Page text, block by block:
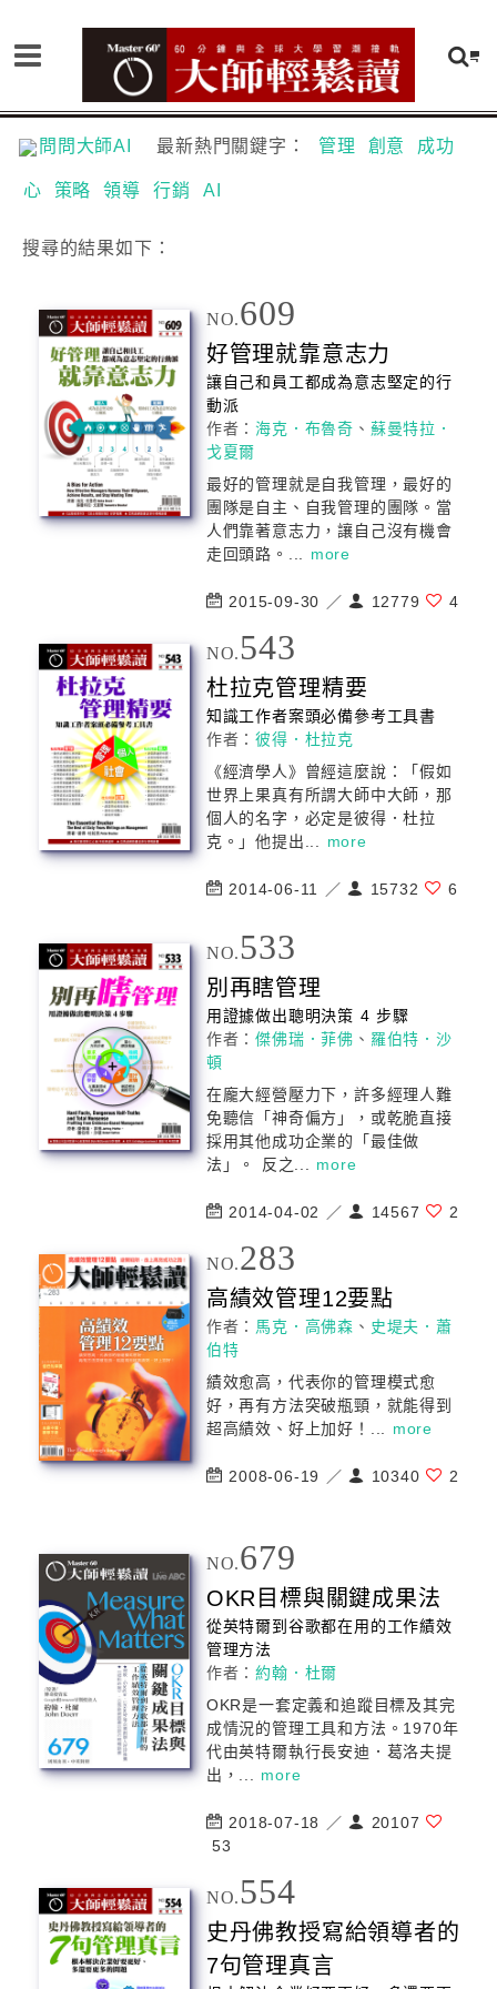
問問大師AI 最新熱門關鍵字： 管理 創意 成功
心 策略 領導 行銷 AI
搜尋的結果如下：
NO.609
好管理就靠意志力
讓自己和員工都成為意志堅定的行
動派
作者：海克．布魯奇 、 蘇曼特拉．
戈夏爾
最好的管理就是自我管理 ，最好的
團隊是自主、自我管理的團隊。當
人們靠著意志力，讓自己沒有機會
走回頭路。... more
2015-09-30 ／ 12779 4
NO. 543
杜拉克管理精要
知識工作者案頭必備參考工具書
作者：彼得．杜拉克
《經濟學人》曾經這麼說：「假如
世界上果真有所謂大師中大師，那
個人的名字，必定是彼得．杜拉
克。」他提出... more
2014-06-11 ／ 15732 6
NO. 533
別再瞎管理
用證據做出聰明決策 4 步驟
作者：傑佛瑞．菲佛 、 羅伯特．沙
頓
在龐大經營壓力下，許多經理人難
免聽信「神奇偏方」，或乾脆直接
採用其他成功企業的「最佳做
法」。 反之... more
2014-04-02 ／ 14567 2
NO.283
高績效管理12要點
作者： 馬克．高佛森 、 史堤夫．蕭
伯特
績效愈高，代表你的管理模式愈
好，再有方法突破瓶頸，就能得到
超高績效、好上加好！... more
2008-06-19 ／ 10340 2
NO.679
OKR目標與關鍵成果法
從英特爾到谷歌都在用的工作績效
管理方法
作者：約翰．杜爾
OKR是一套定義和追蹤目標及其完
成情況的管理工具和方法。1970年
代由英特爾執行長安迪．葛洛夫提
出，... more
2018-07-18 ／
20107
53
NO. 554
史丹佛教授寫給領導者的
7句管理真言